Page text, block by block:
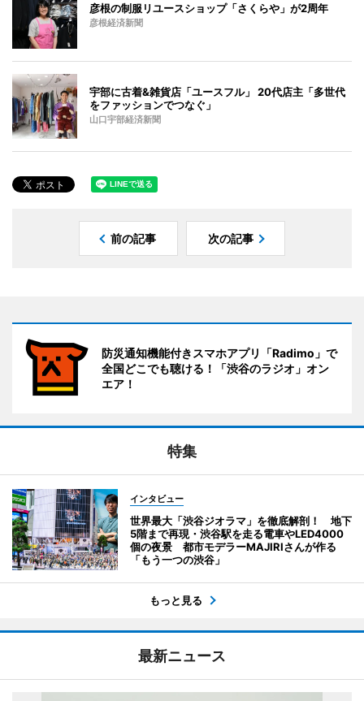
彦根の制服リユースショップ「さくらや」が2周年
彦根経済新聞
宇部に古着&雑貨店「ユースフル」 20代店主「多世代
をファッションでつなぐ」
山口宇部経済新聞
前の記事 次の記事
防災通知機能付きスマホアプリ「Radimo」で
全国どこでも聴ける！「渋谷のラジオ」オン
エア！
特集
インタビュー
世界最大「渋谷ジオラマ」を徹底解剖！ 地下
5階まで再現・渋谷駅を走る電車やLED4000
個の夜景 都市モデラーMAJIRIさんが作る
「もう一つの渋谷」
もっと見る
最新ニュース